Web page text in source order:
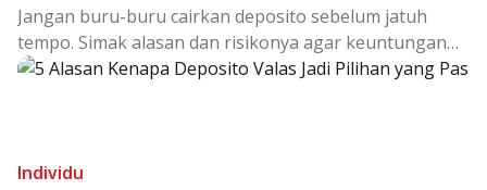
Jangan buru-buru cairkan deposito sebelum jatuh
tempo. Simak alasan dan risikonya agar keuntungan
investasi tetap maksimal.
Individu